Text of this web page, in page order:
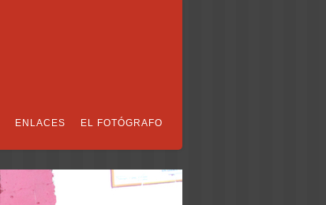
ENLACES EL FOTÓGRAFO